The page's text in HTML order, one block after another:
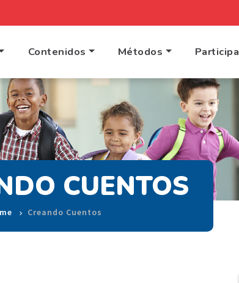
Contenidos Métodos Participa
CUENTOS
Creando Cuentos